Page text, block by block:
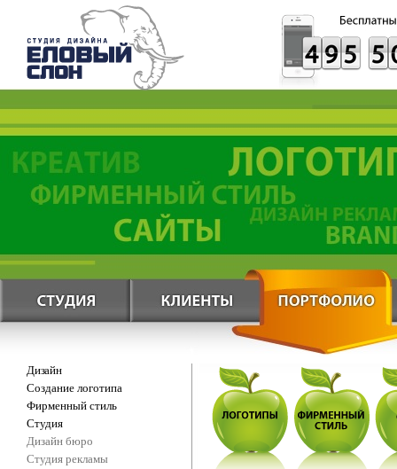
Дизайн
Создание логотипа
Фирменный стиль
Студия
Дизайн бюро
Студия рекламы